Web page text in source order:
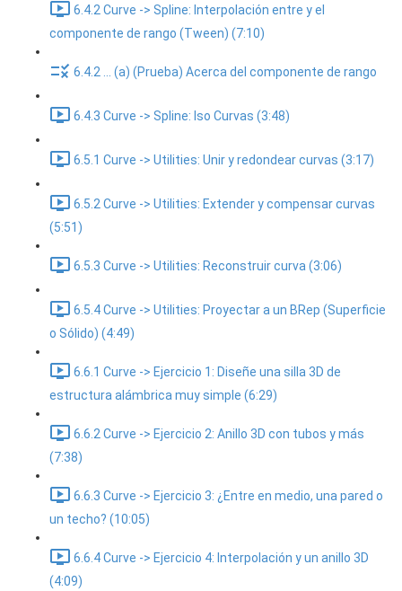
6.4.2 Curve -> Spline: Interpolación entre y el
componente de rango (Tween) (7:10)
6.4.2 ... (a) (Prueba) Acerca del componente de rango
6.4.3 Curve -> Spline: Iso Curvas (3:48)
6.5.1 Curve -> Utilities: Unir y redondear curvas (3:17)
6.5.2 Curve -> Utilities: Extender y compensar curvas
(5:51)
6.5.3 Curve -> Utilities: Reconstruir curva (3:06)
6.5.4 Curve -> Utilities: Proyectar a un BRep (Superficie
o Sólido) (4:49)
6.6.1 Curve -> Ejercicio 1: Diseñe una silla 3D de
estructura alámbrica muy simple (6:29)
6.6.2 Curve -> Ejercicio 2: Anillo 3D con tubos y más
(7:38)
6.6.3 Curve -> Ejercicio 3: ¿Entre en medio, una pared o
un techo? (10:05)
6.6.4 Curve -> Ejercicio 4: Interpolación y un anillo 3D
(4:09)